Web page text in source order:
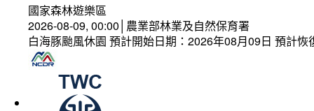
國家森林遊樂區
2026-08-09, 00:00│農業部林業及自然保育署
白海豚颱風休園 預計開始日期：2026年08月09日 預計